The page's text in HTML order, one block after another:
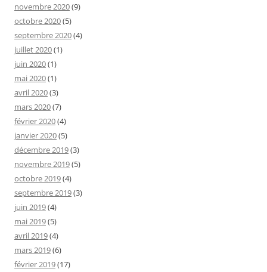
novembre 2020(9)
octobre 2020(5)
septembre 2020(4)
juillet 2020(1)
juin 2020(1)
mai 2020(1)
avril 2020(3)
mars 2020(7)
février 2020(4)
janvier 2020(5)
décembre 2019(3)
novembre 2019(5)
octobre 2019(4)
septembre 2019(3)
juin 2019(4)
mai 2019(5)
avril 2019(4)
mars 2019(6)
février 2019(17)